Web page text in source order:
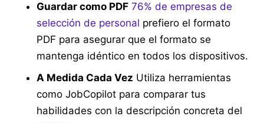
Guardar como PDF 76% de empresas de
selección de personal prefiero el formato
PDF para asegurar que el formato se
mantenga idéntico en todos los dispositivos.
A Medida Cada Vez Utiliza herramientas
como JobCopilot para comparar tus
habilidades con la descripción concreta del